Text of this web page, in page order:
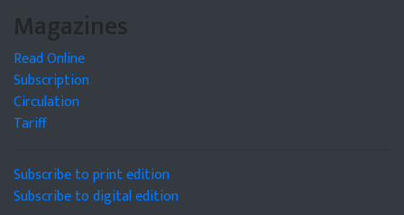
Magazines
Read Online
Subscription
Circulation
Tariff
Subscribe to print edition
Subscribe to digital edition